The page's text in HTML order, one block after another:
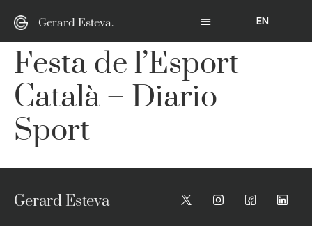
Gerard Esteva. EN
Festa de l’Esport
Català – Diario
Sport
Gerard Esteva